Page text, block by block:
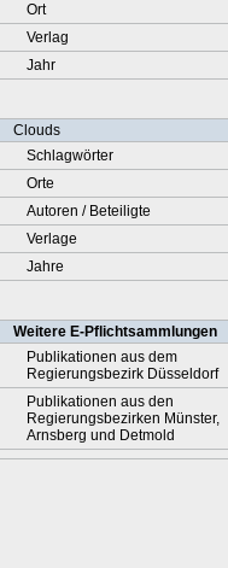
Ort
Verlag
Jahr
Clouds
Schlagwörter
Orte
Autoren / Beteiligte
Verlage
Jahre
Weitere E-Pflichtsammlungen
Publikationen aus dem
Regierungsbezirk Düsseldorf
Publikationen aus den
Regierungsbezirken Münster,
Arnsberg und Detmold